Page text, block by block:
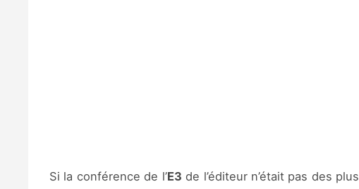
Si la conférence de l’E3 de l’éditeur n’était pas des